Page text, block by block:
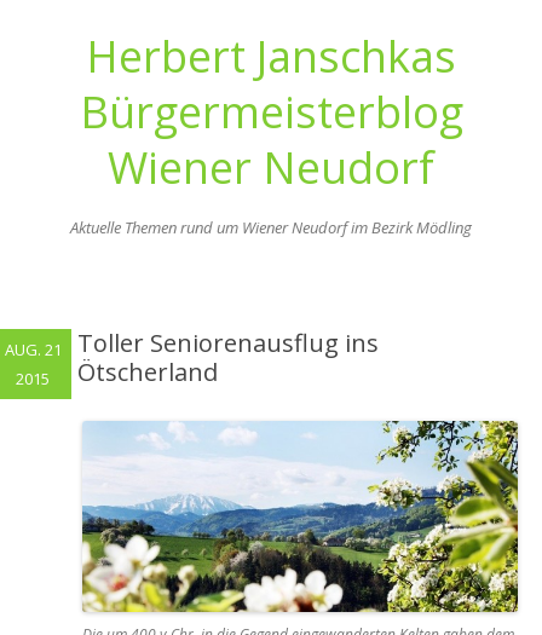
Herbert Janschkas
Bürgermeisterblog
Wiener Neudorf
Aktuelle Themen rund um Wiener Neudorf im Bezirk Mödling
Toller Seniorenausflug ins
Ötscherland
AUG. 21
2015